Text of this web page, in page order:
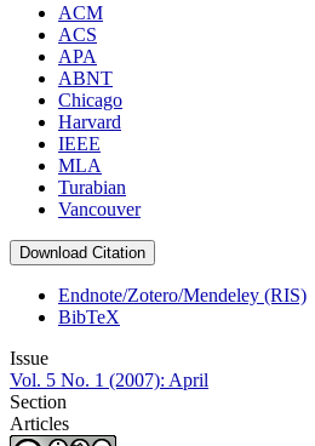
ACM
ACS
APA
ABNT
Chicago
Harvard
IEEE
MLA
Turabian
Vancouver
Download Citation
Endnote/Zotero/Mendeley (RIS)
BibTeX
Issue
Vol. 5 No. 1 (2007): April
Section
Articles